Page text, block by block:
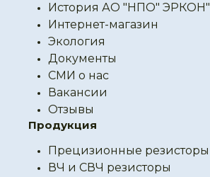
История АО "НПО" ЭРКОН"
Интернет-магазин
Экология
Документы
СМИ о нас
Вакансии
Отзывы
Продукция
Прецизионные резисторы
ВЧ и СВЧ резисторы